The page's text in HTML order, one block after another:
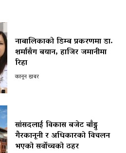
नाबालिकाको डिम्ब प्रकरणमा डा.
शर्मासँग बयान, हाजिर जमानीमा
रिहा
कानून खबर
सांसदलाई विकास बजेट बाँड्नु
गैरकानूनी र अधिकारको विचलन
भएको सर्वोच्चको ठहर